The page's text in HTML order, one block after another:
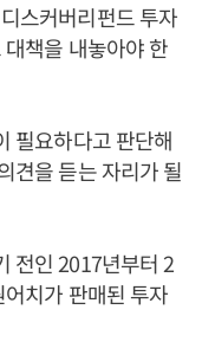
스커버리펀드 투자
책을 내놓아야 한
필요하다고 판단해
견을 듣는 자리가 될
전인 2017년부터 2
치가 판매된 투자